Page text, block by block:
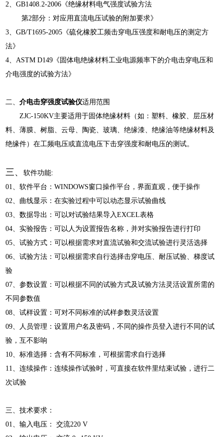
2、GB1408.2-2006《绝缘材料电气强度试验方法
第2部分：对应用直流电压试验的附加要求》
3、GB/T1695-2005《硫化橡胶工频击穿电压强度和耐电压的测定方
法》
4、ASTM D149《固体电绝缘材料工业电源频率下的介电击穿电压和
介电强度的试验方法》
二、介电击穿强度试验仪适用范围
ZJC-150KV主要适用于固体绝缘材料（如：塑料、橡胶、层压材
料、薄膜、树脂、云母、陶瓷、玻璃、绝缘漆、绝缘油等绝缘材料及
绝缘件）在工频电压或直流电压下击穿强度和耐电压的测试。
三、软件功能:
01、软件平台：WINDOWS窗口操作平台，界面直观，便于操作
02、曲线显示：在实验过程中可以动态显示试验曲线
03、数据导出：可以对试验结果导入EXCEL表格
04、实验报告：可以人为设置报告名称，并对实验报告进行打印
05、试验方式：可以根据需求对直流试验和交流试验进行灵活选择
06、试验方法：可以根据需求自行选择击穿电压、耐压试验、梯度试
验
07、参数设置：可以根据不同的试验方式及试验方法灵活设置所需的
不同参数值
08、试样设置：可对不同标准的试样参数灵活设置
09、人员管理：设置用户名及密码，不同的操作员登入进行不同的试
验，互不影响
10、标准选择：含有不同标准，可根据需求自行选择
11、连续操作：连续操作试验时，可直接在软件里结束试验，进行二
次试验
三、技术要求：
01、输入电压： 交流220 V